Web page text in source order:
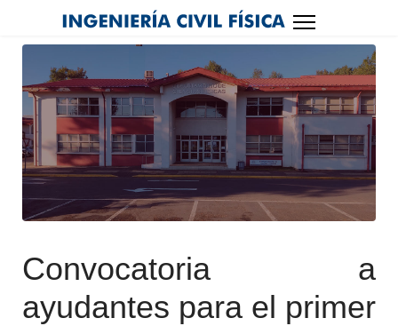
Convocatoria a
ayudantes para el primer